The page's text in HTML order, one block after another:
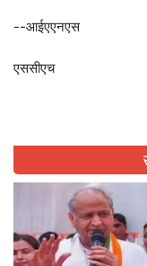
--आईएएनएस
एससीएच